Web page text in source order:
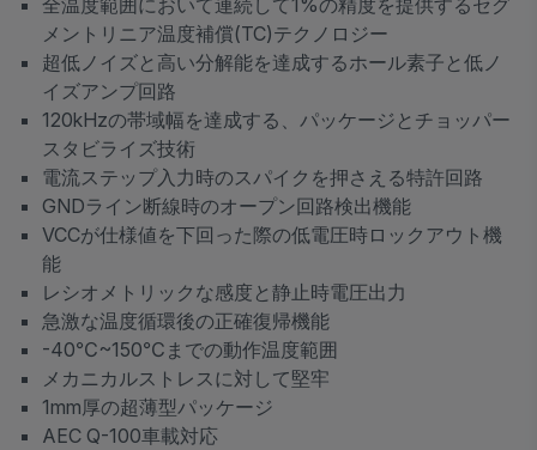
全温度範囲において連続して1%の精度を提供するセグ
メントリニア温度補償(TC)テクノロジー
超低ノイズと高い分解能を達成するホール素子と低ノ
イズアンプ回路
120kHzの帯域幅を達成する、パッケージとチョッパー
スタビライズ技術
電流ステップ入力時のスパイクを押さえる特許回路
GNDライン断線時のオープン回路検出機能
VCCが仕様値を下回った際の低電圧時ロックアウト機
能
レシオメトリックな感度と静止時電圧出力
急激な温度循環後の正確復帰機能
-40℃~150℃までの動作温度範囲
メカニカルストレスに対して堅牢
1mm厚の超薄型パッケージ
AEC Q-100車載対応